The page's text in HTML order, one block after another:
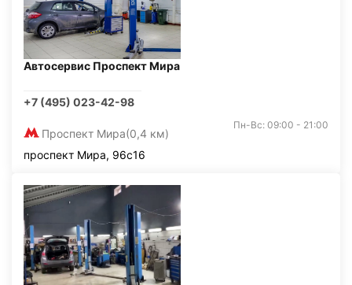
Автосервис Проспект Мира
+7 (495) 023-42-98
Проспект Мира(0,4 км)
Пн-Вс: 09:00 - 21:00
проспект Мира, 96с16